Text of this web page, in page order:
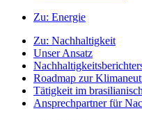
Zu: Energie
Zu: Nachhaltigkeit
Unser Ansatz
Roadmap zur
Tätigkeit im
Ansprechpartner für